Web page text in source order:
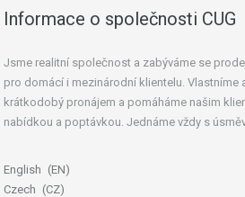
Informace o společnosti CUG
Jsme realitní společnost a zabýváme se
pro domácí i mezinárodní klientelu. Vlastníme
krátkodobý pronájem a pomáháme našim
nabídkou a poptávkou. Jednáme vždy s
English
EN
Czech
CZ